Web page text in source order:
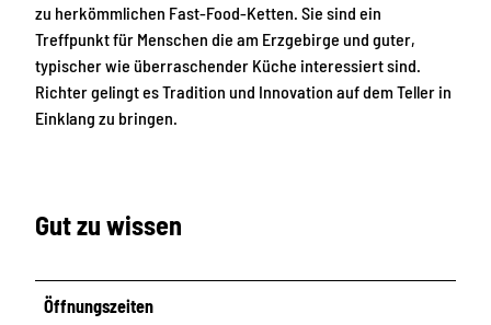
zu herkömmlichen Fast-Food-Ketten. Sie sind ein
Treffpunkt für Menschen die am Erzgebirge und guter,
typischer wie überraschender Küche interessiert sind.
Richter gelingt es Tradition und Innovation auf dem Teller in
Einklang zu bringen.
Gut zu wissen
Öffnungszeiten